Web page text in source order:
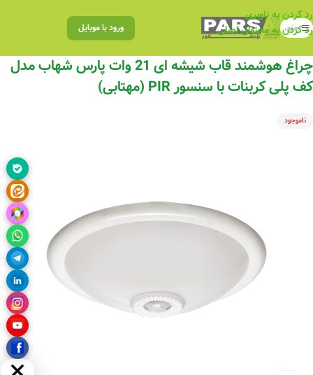
رد کردن به ناوبری
رد کردن به محتوای اصلی
منو ورود با موبایل
چراغ هوشمند قاب شیشه ای 21 وات پارس شهاب مدل
کف پلی کربنات با سنسور PIR (مهتابی)
ناموجود